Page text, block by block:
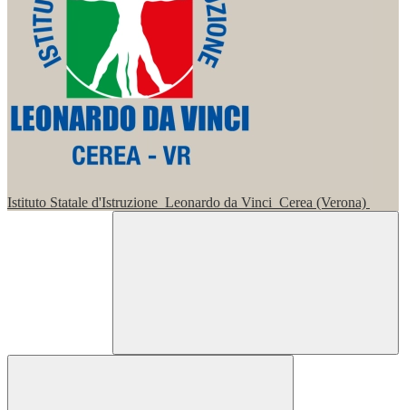
Istituto Statale d'Istruzione Leonardo da Vinci Cerea (Verona)